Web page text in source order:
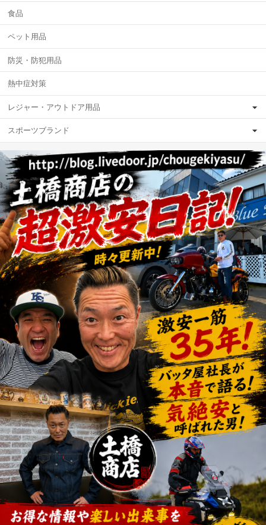
食品
ペット用品
防災・防犯用品
熱中症対策
レジャー・アウトドア用品
スポーツブランド